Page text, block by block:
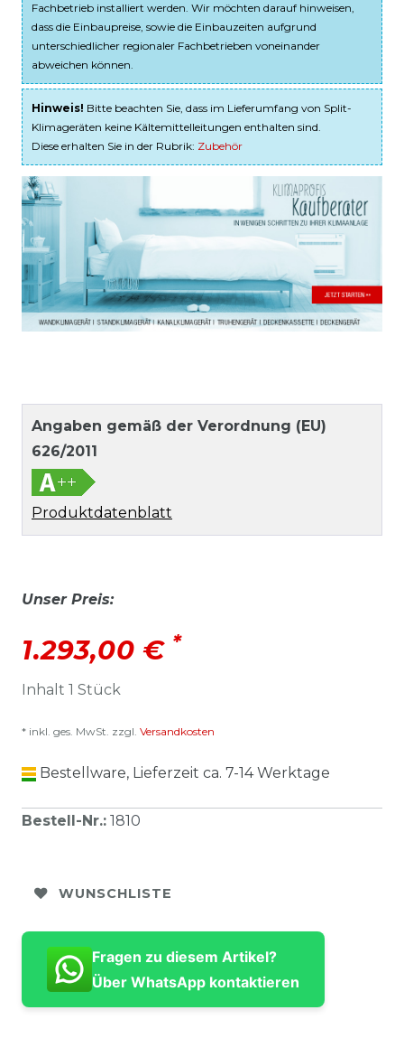
Fachbetrieb installiert werden. Wir möchten darauf hinweisen,
dass die Einbaupreise, sowie die Einbauzeiten aufgrund
unterschiedlicher regionaler Fachbetrieben voneinander
abweichen können.
Hinweis! Bitte beachten Sie, dass im Lieferumfang von Split-
Klimageräten keine Kältemittelleitungen enthalten sind.
Diese erhalten Sie in der Rubrik: Zubehör
Angaben gemäß der Verordnung (EU)
626/2011
Produktdatenblatt
Unser Preis:
1.293,00 € *
Inhalt 1 Stück
* inkl. ges. MwSt. zzgl. Versandkosten
Bestellware, Lieferzeit ca. 7-14 Werktage
Bestell-Nr.: 1810
WUNSCHLISTE
Fragen zu diesem Artikel?
Über WhatsApp kontaktieren